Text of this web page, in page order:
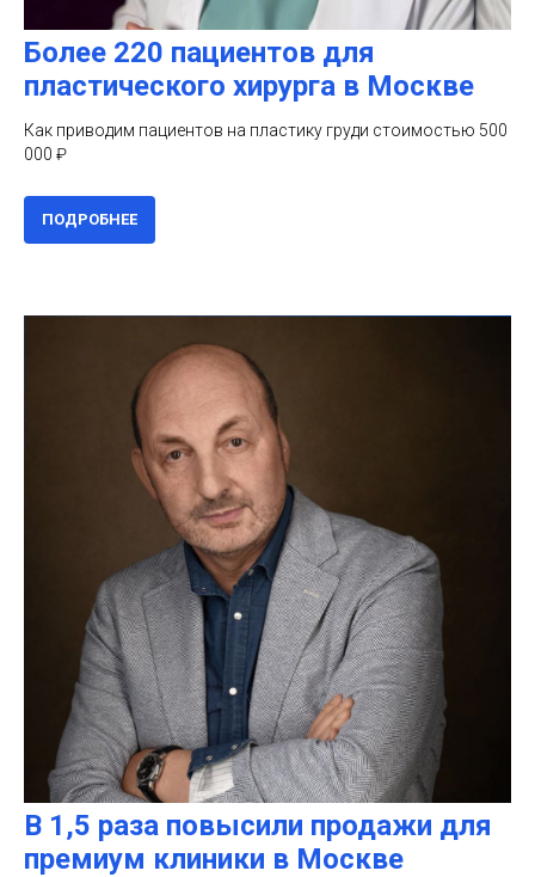
Более 220 пациентов для
пластического хирурга в Москве
Как приводим пациентов на пластику груди стоимостью 500
000 ₽
ПОДРОБНЕЕ
В 1,5 раза повысили продажи для
премиум клиники в Москве